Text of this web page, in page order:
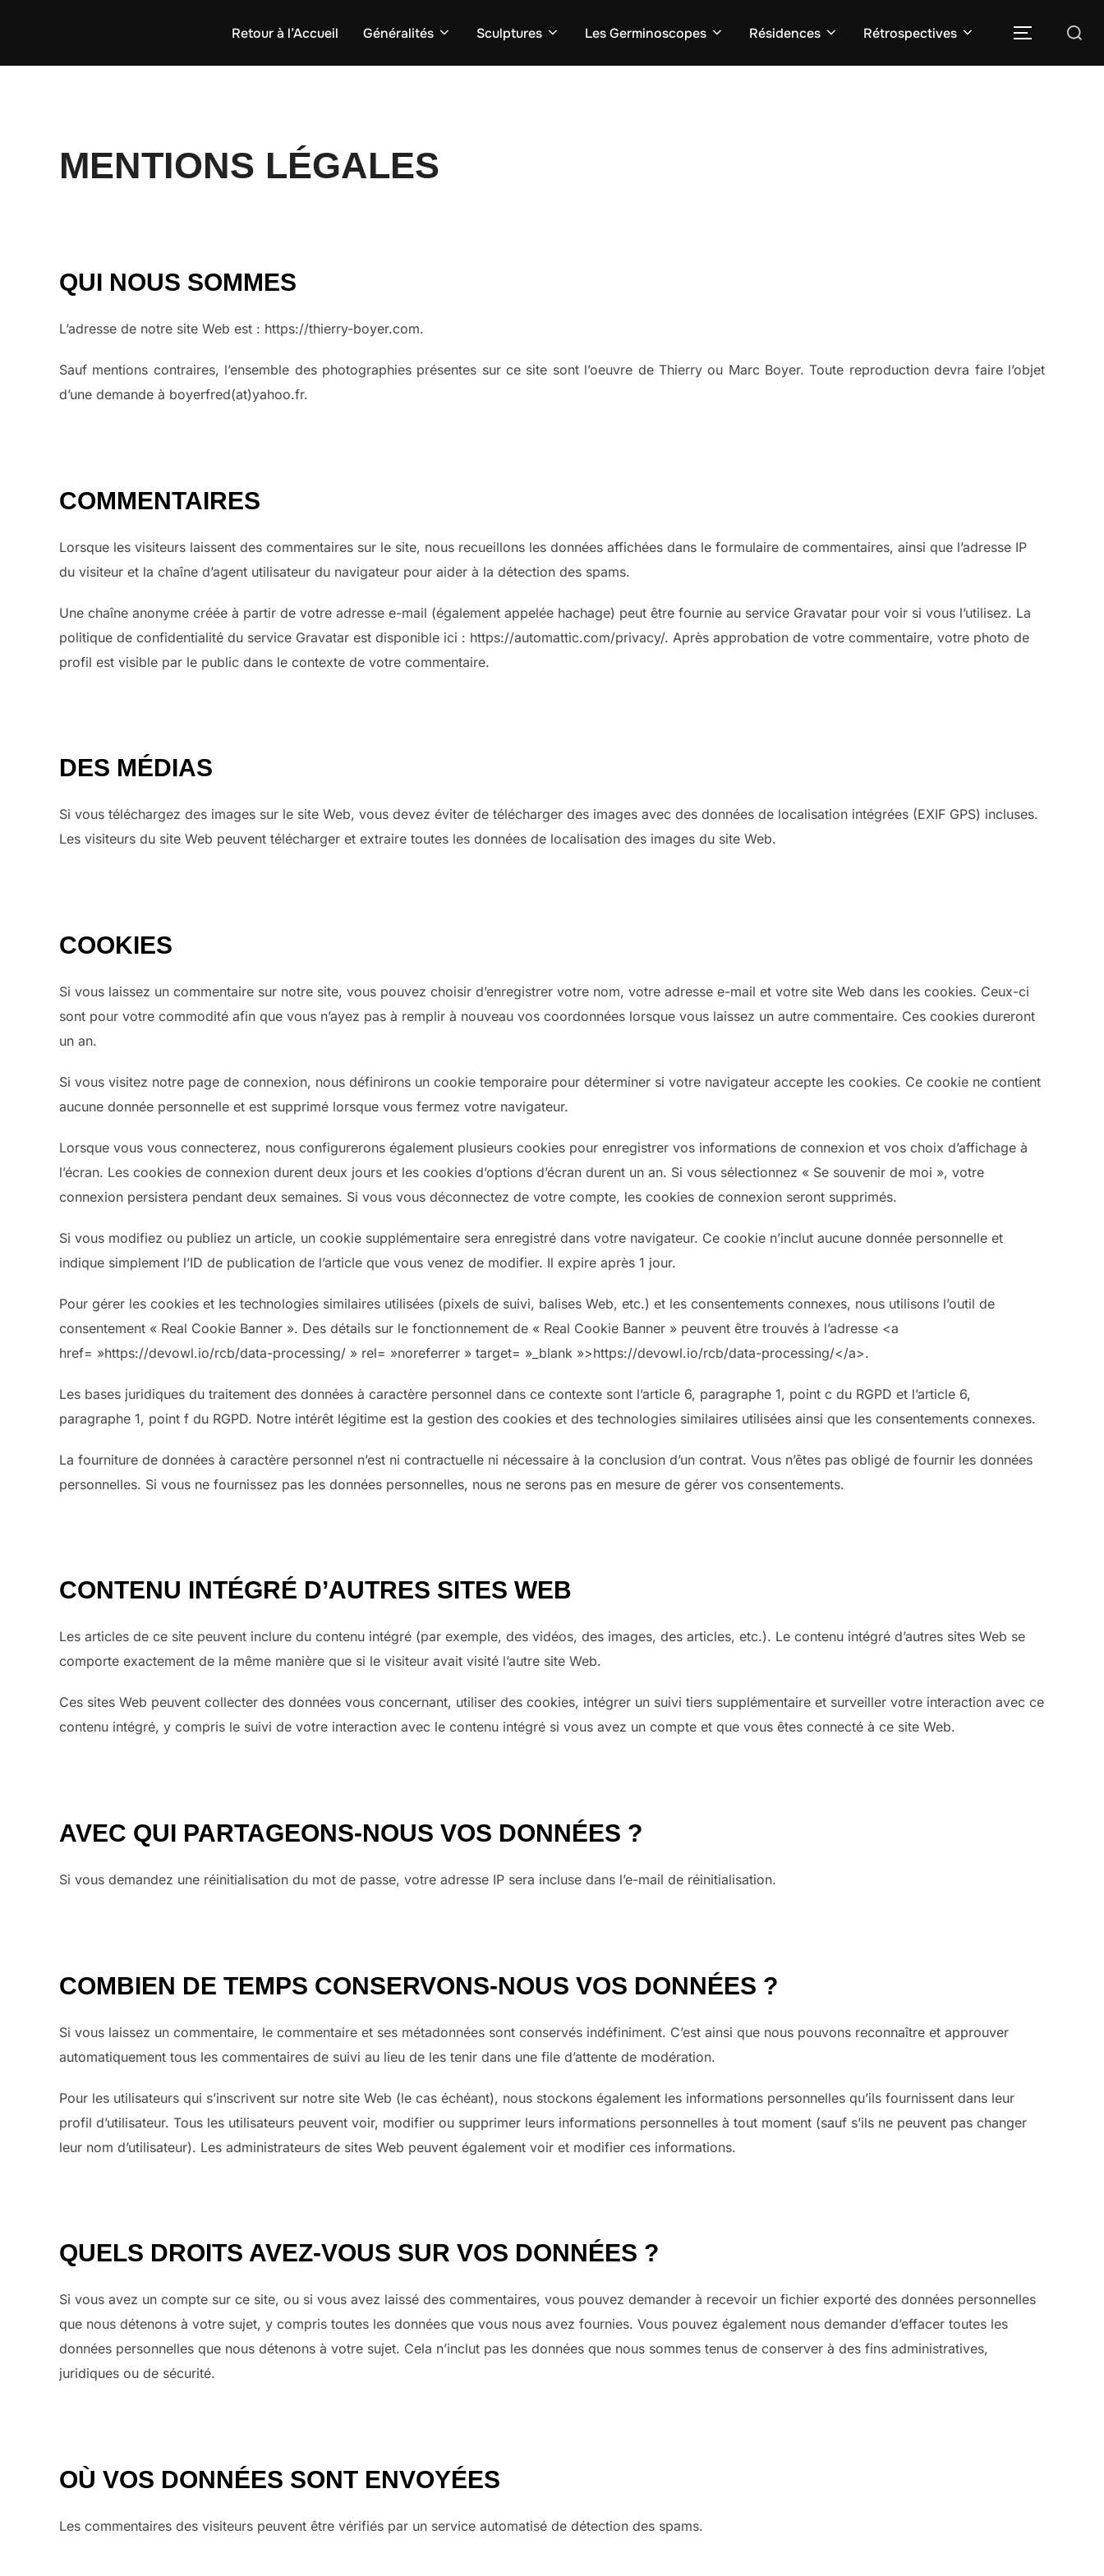
Retour à l’Accueil Généralités Sculptures Les Germinoscopes Résidences Rétrospectives Rechercher :
MENTIONS LÉGALES
QUI NOUS SOMMES
L’adresse de notre site Web est : https://thierry-boyer.com.
Sauf mentions contraires, l’ensemble des photographies présentes sur ce site sont l’oeuvre de Thierry ou Marc Boyer. Toute reproduction devra faire l’objet
d’une demande à boyerfred(at)yahoo.fr.
COMMENTAIRES
Lorsque les visiteurs laissent des commentaires sur le site, nous recueillons les données affichées dans le formulaire de commentaires, ainsi que l’adresse IP
du visiteur et la chaîne d’agent utilisateur du navigateur pour aider à la détection des spams.
Une chaîne anonyme créée à partir de votre adresse e-mail (également appelée hachage) peut être fournie au service Gravatar pour voir si vous l’utilisez. La
politique de confidentialité du service Gravatar est disponible ici : https://automattic.com/privacy/. Après approbation de votre commentaire, votre photo de
profil est visible par le public dans le contexte de votre commentaire.
DES MÉDIAS
Si vous téléchargez des images sur le site Web, vous devez éviter de télécharger des images avec des données de localisation intégrées (EXIF GPS) incluses.
Les visiteurs du site Web peuvent télécharger et extraire toutes les données de localisation des images du site Web.
COOKIES
Si vous laissez un commentaire sur notre site, vous pouvez choisir d’enregistrer votre nom, votre adresse e-mail et votre site Web dans les cookies. Ceux-ci
sont pour votre commodité afin que vous n’ayez pas à remplir à nouveau vos coordonnées lorsque vous laissez un autre commentaire. Ces cookies dureront
un an.
Si vous visitez notre page de connexion, nous définirons un cookie temporaire pour déterminer si votre navigateur accepte les cookies. Ce cookie ne contient
aucune donnée personnelle et est supprimé lorsque vous fermez votre navigateur.
Lorsque vous vous connecterez, nous configurerons également plusieurs cookies pour enregistrer vos informations de connexion et vos choix d’affichage à
l’écran. Les cookies de connexion durent deux jours et les cookies d’options d’écran durent un an. Si vous sélectionnez « Se souvenir de moi », votre
connexion persistera pendant deux semaines. Si vous vous déconnectez de votre compte, les cookies de connexion seront supprimés.
Si vous modifiez ou publiez un article, un cookie supplémentaire sera enregistré dans votre navigateur. Ce cookie n’inclut aucune donnée personnelle et
indique simplement l’ID de publication de l’article que vous venez de modifier. Il expire après 1 jour.
Pour gérer les cookies et les technologies similaires utilisées (pixels de suivi, balises Web, etc.) et les consentements connexes, nous utilisons l’outil de
consentement « Real Cookie Banner ». Des détails sur le fonctionnement de « Real Cookie Banner » peuvent être trouvés à l’adresse <a
href= »https://devowl.io/rcb/data-processing/ » rel= »noreferrer » target= »_blank »>https://devowl.io/rcb/data-processing/</a>.
Les bases juridiques du traitement des données à caractère personnel dans ce contexte sont l’article 6, paragraphe 1, point c du RGPD et l’article 6,
paragraphe 1, point f du RGPD. Notre intérêt légitime est la gestion des cookies et des technologies similaires utilisées ainsi que les consentements connexes.
La fourniture de données à caractère personnel n’est ni contractuelle ni nécessaire à la conclusion d’un contrat. Vous n’êtes pas obligé de fournir les données
personnelles. Si vous ne fournissez pas les données personnelles, nous ne serons pas en mesure de gérer vos consentements.
CONTENU INTÉGRÉ D’AUTRES SITES WEB
Les articles de ce site peuvent inclure du contenu intégré (par exemple, des vidéos, des images, des articles, etc.). Le contenu intégré d’autres sites Web se
comporte exactement de la même manière que si le visiteur avait visité l’autre site Web.
Ces sites Web peuvent collecter des données vous concernant, utiliser des cookies, intégrer un suivi tiers supplémentaire et surveiller votre interaction avec ce
contenu intégré, y compris le suivi de votre interaction avec le contenu intégré si vous avez un compte et que vous êtes connecté à ce site Web.
AVEC QUI PARTAGEONS-NOUS VOS DONNÉES ?
Si vous demandez une réinitialisation du mot de passe, votre adresse IP sera incluse dans l’e-mail de réinitialisation.
COMBIEN DE TEMPS CONSERVONS-NOUS VOS DONNÉES ?
Si vous laissez un commentaire, le commentaire et ses métadonnées sont conservés indéfiniment. C’est ainsi que nous pouvons reconnaître et approuver
automatiquement tous les commentaires de suivi au lieu de les tenir dans une file d’attente de modération.
Pour les utilisateurs qui s’inscrivent sur notre site Web (le cas échéant), nous stockons également les informations personnelles qu’ils fournissent dans leur
profil d’utilisateur. Tous les utilisateurs peuvent voir, modifier ou supprimer leurs informations personnelles à tout moment (sauf s’ils ne peuvent pas changer
leur nom d’utilisateur). Les administrateurs de sites Web peuvent également voir et modifier ces informations.
QUELS DROITS AVEZ-VOUS SUR VOS DONNÉES ?
Si vous avez un compte sur ce site, ou si vous avez laissé des commentaires, vous pouvez demander à recevoir un fichier exporté des données personnelles
que nous détenons à votre sujet, y compris toutes les données que vous nous avez fournies. Vous pouvez également nous demander d’effacer toutes les
données personnelles que nous détenons à votre sujet. Cela n’inclut pas les données que nous sommes tenus de conserver à des fins administratives,
juridiques ou de sécurité.
OÙ VOS DONNÉES SONT ENVOYÉES
Les commentaires des visiteurs peuvent être vérifiés par un service automatisé de détection des spams.